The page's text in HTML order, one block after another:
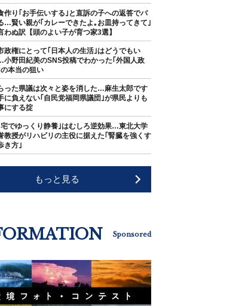
作り｢お手伝いする｣と直訴の子への返答でバ
…賢い親が｢カレーできたよ｡お皿持ってきて｣
わぬ訳【頭のよい子が育つ家3選】
政権にとって｢日本人の生活｣はどうでもい
小野田紀美のSNS投稿でわかった｢外国人政
本当の狙い
った県議は次々と姿を消した…麻生太郎です
に負えない｢自民党福岡県議団｣が県民よりも
にする掟
宅でゆっくり静養｣はむしろ逆効果…東北大学
教授がリハビリの主役に据えた｢腎臓を強くす
き方｣
もっと見る
Sponsored